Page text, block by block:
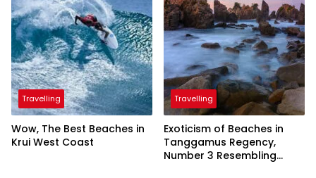
Travelling
Wow, The Best Beaches in
Krui West Coast
Travelling
Exoticism of Beaches in
Tanggamus Regency,
Number 3 Resembling